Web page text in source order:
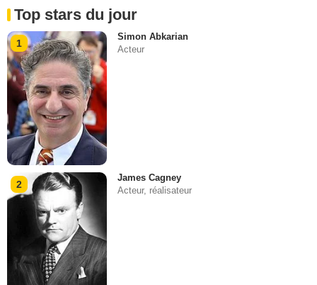
Top stars du jour
1
Simon Abkarian
Acteur
2
James Cagney
Acteur, réalisateur